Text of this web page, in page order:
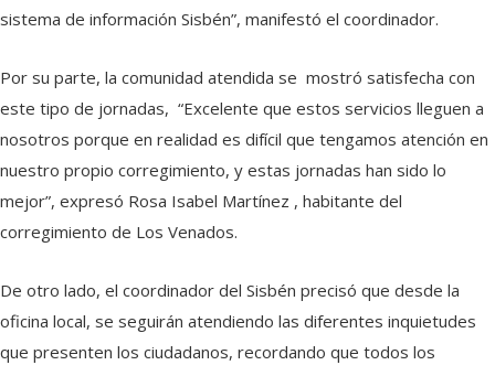
sistema de información Sisbén”, manifestó el coordinador.
Por su parte, la comunidad atendida se mostró satisfecha con
este tipo de jornadas, “Excelente que estos servicios lleguen a
nosotros porque en realidad es difícil que tengamos atención en
nuestro propio corregimiento, y estas jornadas han sido lo
mejor”, expresó Rosa Isabel Martínez , habitante del
corregimiento de Los Venados.
De otro lado, el coordinador del Sisbén precisó que desde la
oficina local, se seguirán atendiendo las diferentes inquietudes
que presenten los ciudadanos, recordando que todos los